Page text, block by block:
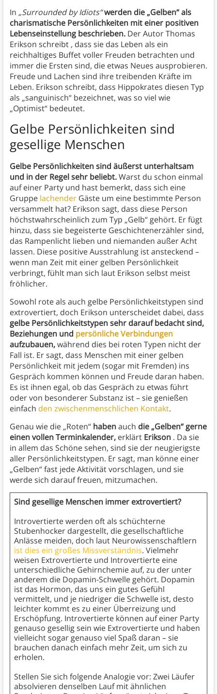
In „Surrounded by Idiots“werden die „Gelben“ als
charismatische Persönlichkeiten mit einer positiven
Lebenseinstellung beschrieben.Der Autor Thomas
Erikson schreibt, dass sie das Leben als ein
reichhaltiges Buffet voller Freuden betrachten und
immer die Ersten sind, die etwas Neues ausprobieren.
Freude und Lachen sind ihre treibenden Kräfte im
Leben. Erikson schreibt, dass Hippokrates diesen Typ
als „sanguinisch“ bezeichnet, was so viel wie
„Optimist“ bedeutet.
Gelbe Persönlichkeiten sind
gesellige Menschen
Gelbe Persönlichkeiten sind äußerst unterhaltsam
und in der Regel sehr beliebt.Warst du schon einmal
auf einer Party und hast bemerkt, dass sich eine
Gruppe lachenderGäste um eine bestimmte Person
versammelt hat? Erikson sagt, dass diese Person
höchstwahrscheinlich zum Typ „Gelb“ gehört. Er fügt
hinzu, dass sie begeisterte Geschichtenerzähler sind,
das Rampenlicht lieben und niemanden außer Acht
lassen. Diese positive Ausstrahlung ist ansteckend –
wenn man Zeit mit einer gelben Persönlichkeit
verbringt, fühlt man sich laut Erikson selbst meist
fröhlicher.
Sowohl rote als auch gelbe Persönlichkeitstypen sind
extrovertiert, doch Erikson unterscheidet dabei, dass
gelbe Persönlichkeitstypen sehr darauf bedacht sind,
Beziehungen und persönliche Verbindungen
aufzubauen,während dies bei roten Typen nicht der
Fall ist. Er sagt, dass Menschen mit einer gelben
Persönlichkeit mit jedem (sogar mit Fremden) ins
Gespräch kommen können und Freude daran haben.
Es ist ihnen egal, ob das Gespräch zu etwas führt
oder von besonderer Substanz ist – sie genießen
einfach den zwischenmenschlichen Kontakt.
Genau wie die „Roten“ habenauch die „Gelben“ gerne
einen vollen Terminkalender, erklärt Erikson . Da sie
in allem das Schöne sehen, sind sie der neugierigste
aller Persönlichkeitstypen. Er sagt, man könne einer
„Gelben“ fast jede Aktivität vorschlagen, und sie
werde sich darauf freuen, mitzumachen.
Sind gesellige Menschen immer extrovertiert?
Introvertierte werden oft als schüchterne
Stubenhocker dargestellt, die gesellschaftliche
Anlässe meiden, doch laut Neurowissenschaftlern
ist dies ein großes Missverständnis. Vielmehr
weisen Extrovertierte und Introvertierte eine
unterschiedliche Gehirnchemie auf, zu der unter
anderem die Dopamin-Schwelle gehört. Dopamin
ist das Hormon, das uns ein gutes Gefühl
vermittelt, und je niedriger die Schwelle ist, desto
leichter kommt es zu einer Überreizung und
Erschöpfung. Introvertierte können auf einer Party
genauso gesellig sein wie Extrovertierte und haben
vielleicht sogar genauso viel Spaß daran – sie
brauchen danach einfach mehr Zeit, um sich zu
erholen.
Stellen Sie sich folgende Analogie vor: Zwei Läufer
absolvieren denselben Lauf mit ähnlichen